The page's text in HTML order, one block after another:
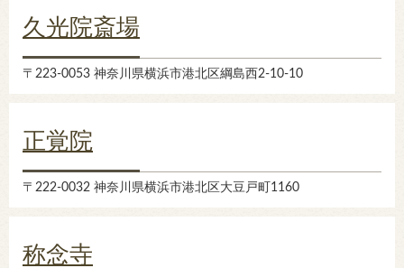
久光院斎場
〒223-0053 神奈川県横浜市港北区綱島西2-10-10
正覚院
〒222-0032 神奈川県横浜市港北区大豆戸町1160
称念寺